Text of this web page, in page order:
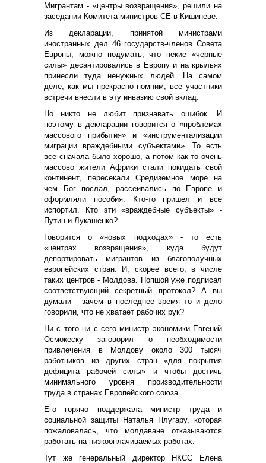
Мигрантам - «центры возвращения», решили на
заседании Комитета министров СЕ в Кишиневе.
Из декларации, принятой министрами
иностранных дел 46 государств-членов Совета
Европы, можно подумать, что некие «черные
силы» десантировались в Европу и на крыльях
принесли туда ненужных людей. На самом
деле, как мы прекрасно помним, все участники
встречи внесли в эту инвазию свой вклад.
Но никто не любит признавать ошибок. И
поэтому в декларации говорится о «проблемах
массового прибытия» и «инструментализации
миграции враждебными субъектами». То есть
все сначала было хорошо, а потом как-то очень
массово жители Африки стали покидать свой
континент, пересекали Средиземное море на
чем Бог послал, рассеивались по Европе и
оформляли пособия. Кто-то пришел и все
испортил. Кто эти «враждебные субъекты» -
Путин и Лукашенко?
Говорится о «новых подходах» - то есть
«центрах возвращения», куда будут
депортировать мигрантов из благополучных
европейских стран. И, скорее всего, в числе
таких центров - Молдова. Попшой уже подписал
соответствующий секретный протокол? А вы
думали - зачем в последнее время то и дело
говорили, что не хватает рабочих рук?
Ни с того ни с сего министр экономики Евгений
Осмокеску заговорил о необходимости
привлечения в Молдову около 300 тысяч
работников из других стран «для покрытия
дефицита рабочей силы» и чтобы достичь
минимального уровня производительности
труда в странах Европейского союза.
Его горячо поддержала министр труда и
социальной защиты Наталья Плугару, которая
пожаловалась, что молдаване отказываются
работать на низкооплачиваемых работах.
Тут же генеральный директор НКСС Елена